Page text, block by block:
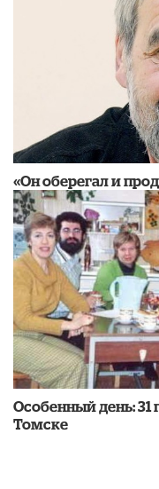
«Он оберегал и
Особенный день: 31
Томске